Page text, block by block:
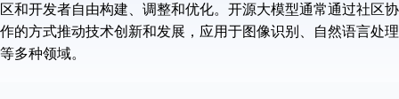
区和开发者自由构建、调整和优化。开源大模型通常通过社区协
作的方式推动技术创新和发展，应用于图像识别、自然语言处理
等多种领域。